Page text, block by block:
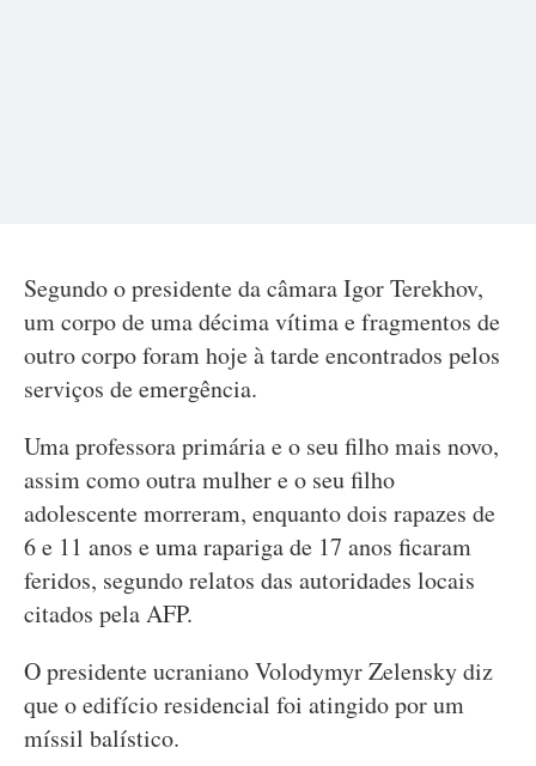
Segundo o presidente da câmara Igor Terekhov,
um corpo de uma décima vítima e fragmentos de
outro corpo foram hoje à tarde encontrados pelos
serviços de emergência.
Uma professora primária e o seu filho mais novo,
assim como outra mulher e o seu filho
adolescente morreram, enquanto dois rapazes de
6 e 11 anos e uma rapariga de 17 anos ficaram
feridos, segundo relatos das autoridades locais
citados pela AFP.
O presidente ucraniano Volodymyr Zelensky diz
que o edifício residencial foi atingido por um
míssil balístico.